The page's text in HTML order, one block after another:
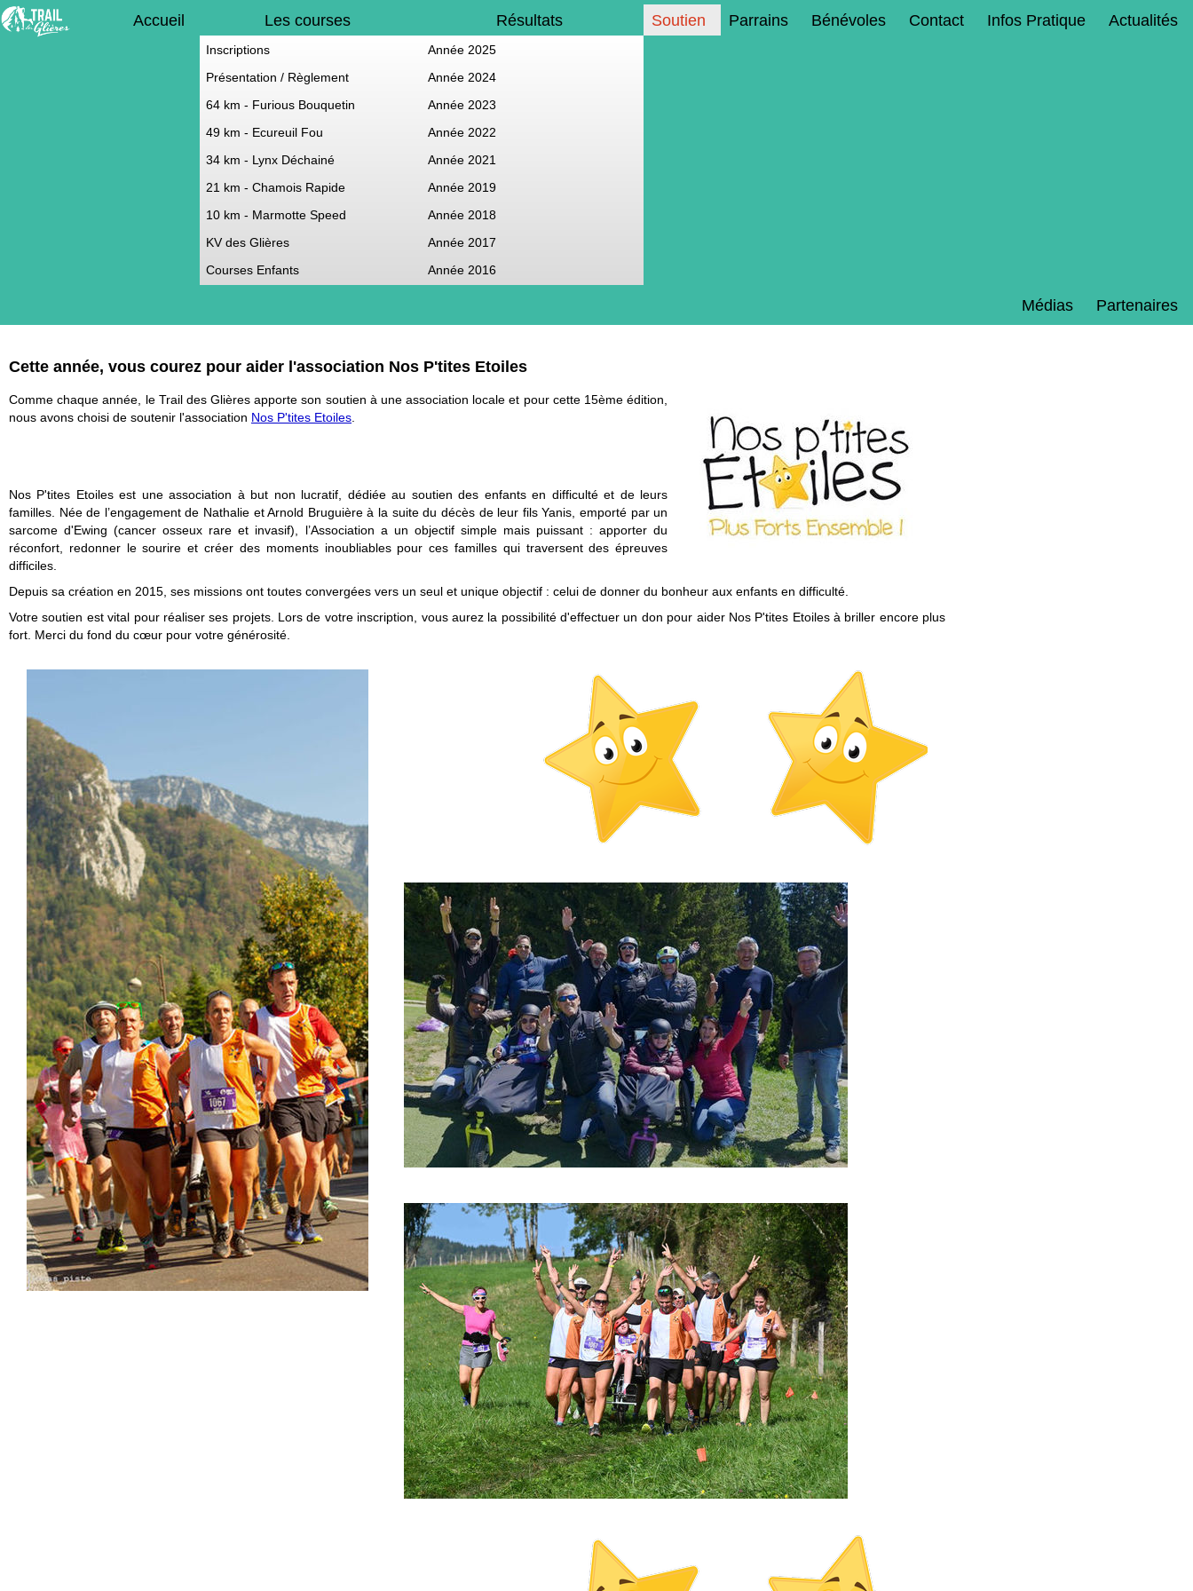
Accueil Les courses
Inscriptions
Présentation / Règlement
64 km - Furious Bouquetin
49 km - Ecureuil Fou
34 km - Lynx Déchainé
21 km - Chamois Rapide
10 km - Marmotte Speed
KV des Glières
Courses Enfants
Résultats
Année 2025
Année 2024
Année 2023
Année 2022
Année 2021
Année 2019
Année 2018
Année 2017
Année 2016
Soutien Parrains Bénévoles Contact Infos Pratique Actualités
Médias Partenaires
Cette année, vous courez pour aider l'association Nos P'tites Etoiles
Comme chaque année, le Trail des Glières apporte son soutien à une association locale et pour cette 15ème édition,
nous avons choisi de soutenir l'association Nos P'tites Etoiles
Nos P'tites Etoiles est une association à but non lucratif, dédiée au soutien des enfants en difficulté et de leurs
familles. Née de l’engagement de Nathalie et Arnold Bruguière à la suite du décès de leur fils Yanis, emporté par un
sarcome d'Ewing (cancer osseux rare et invasif), l’Association a un objectif simple mais puissant : apporter du
réconfort, redonner le sourire et créer des moments inoubliables pour ces familles qui traversent des épreuves
difficiles.
Depuis sa création en 2015, ses missions ont toutes convergées vers un seul et unique objectif : celui de donner du bonheur aux enfants en difficulté.
Votre soutien est vital pour réaliser ses projets. Lors de votre inscription, vous aurez la possibilité d'effectuer un don pour aider Nos P'tites Etoiles à briller encore plus
fort. Merci du fond du cœur pour votre générosité.